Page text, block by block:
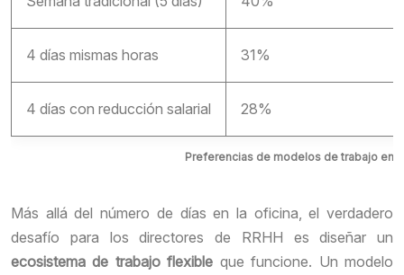
Preferencias de modelos de trabajo en
4 días mismas horas 31%
4 días con reducción salarial 28%
Más allá del número de días en la oficina, el verdadero
desafío para los directores de RRHH es diseñar un
ecosistema de trabajo flexible que funcione. Un modelo